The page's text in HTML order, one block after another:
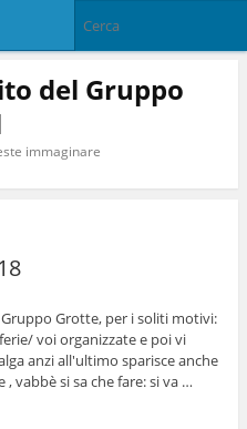
del Gruppo
immaginare
Grotte, per i soliti motivi:
voi organizzate e poi vi
anzi all'ultimo sparisce anche
vabbè si sa che fare: si va …